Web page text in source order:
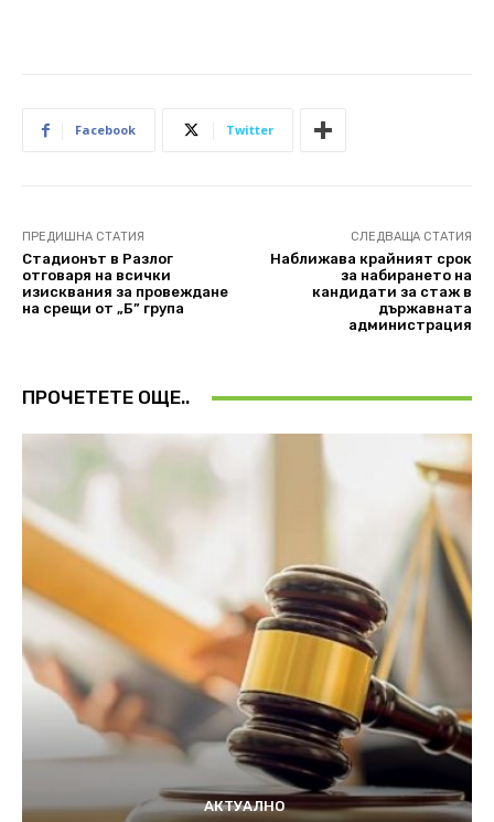
Facebook Twitter
ПРЕДИШНА СТАТИЯ
Стадионът в Разлог
отговаря на всички
изисквания за провеждане
на срещи от „Б” група
СЛЕДВАЩА СТАТИЯ
Наближава крайният срок
за набирането на
кандидати за стаж в
държавната
администрация
ПРОЧЕТЕТЕ ОЩЕ..
АКТУАЛНО